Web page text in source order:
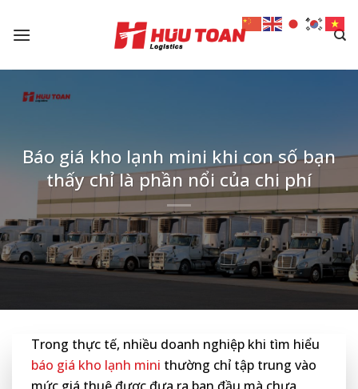
Báo giá kho lạnh mini khi con số bạn
thấy chỉ là phần nổi của chi phí
Trong thực tế, nhiều doanh nghiệp khi tìm hiểu
báo giá kho lạnh mini thường chỉ tập trung vào